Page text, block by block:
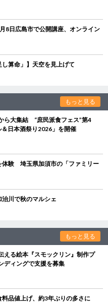
8日広島市で公開講座、オンライン
し算命」】天空を見上げて
もっと見る
ら大集結 “庶民派食フェス”第4
日本酒祭り2026」を開催
体験 埼玉県加須市の「ファミリー
川で秋のマルシェ
もっと見る
える絵本『スモックリン』制作プ
ィングで支援を募集
品値上げ、約3年ぶりの多さに